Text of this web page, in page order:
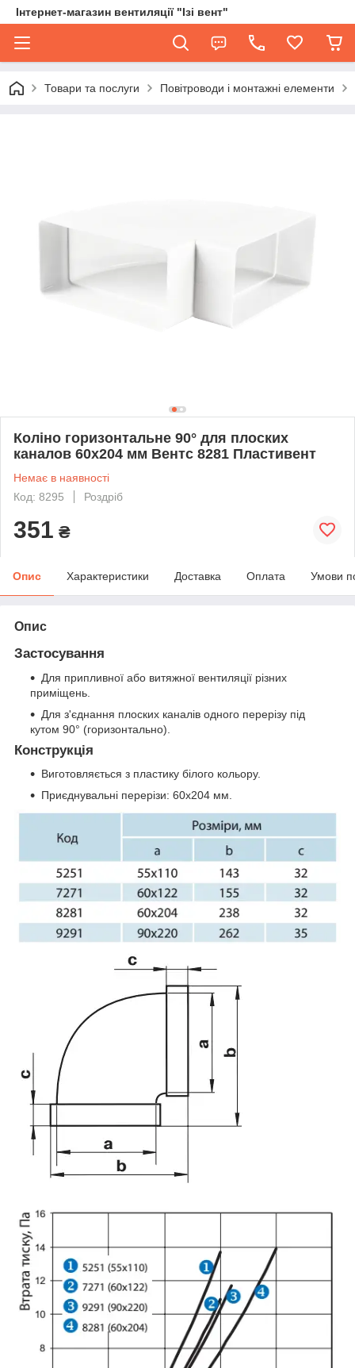
Інтернет-магазин вентиляції "Ізі вент"
Товари та послуги Повітроводи і монтажні елементи
Коліно горизонтальне 90° для плоских
каналов 60х204 мм Вентс 8281 Пластивент
Немає в наявності
Код: 8295
Роздріб
351 ₴
Опис Характеристики Доставка Оплата Умови
Опис
Застосування
Для припливної або витяжної вентиляції різних
приміщень.
Для з'єднання плоских каналів одного перерізу під
кутом 90° (горизонтально).
Конструкція
Виготовляється з пластику білого кольору.
Приєднувальні перерізи: 60х204 мм.